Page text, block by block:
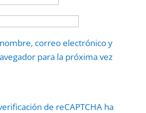
correo electrónico y
para la próxima vez
de reCAPTCHA ha